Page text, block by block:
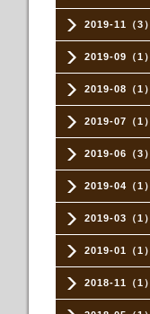
2019-11（3）
2019-09（1）
2019-08（1）
2019-07（1）
2019-06（3）
2019-04（1）
2019-03（1）
2019-01（1）
2018-11（1）